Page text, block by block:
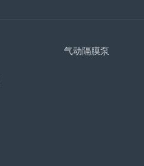
气动隔膜泵